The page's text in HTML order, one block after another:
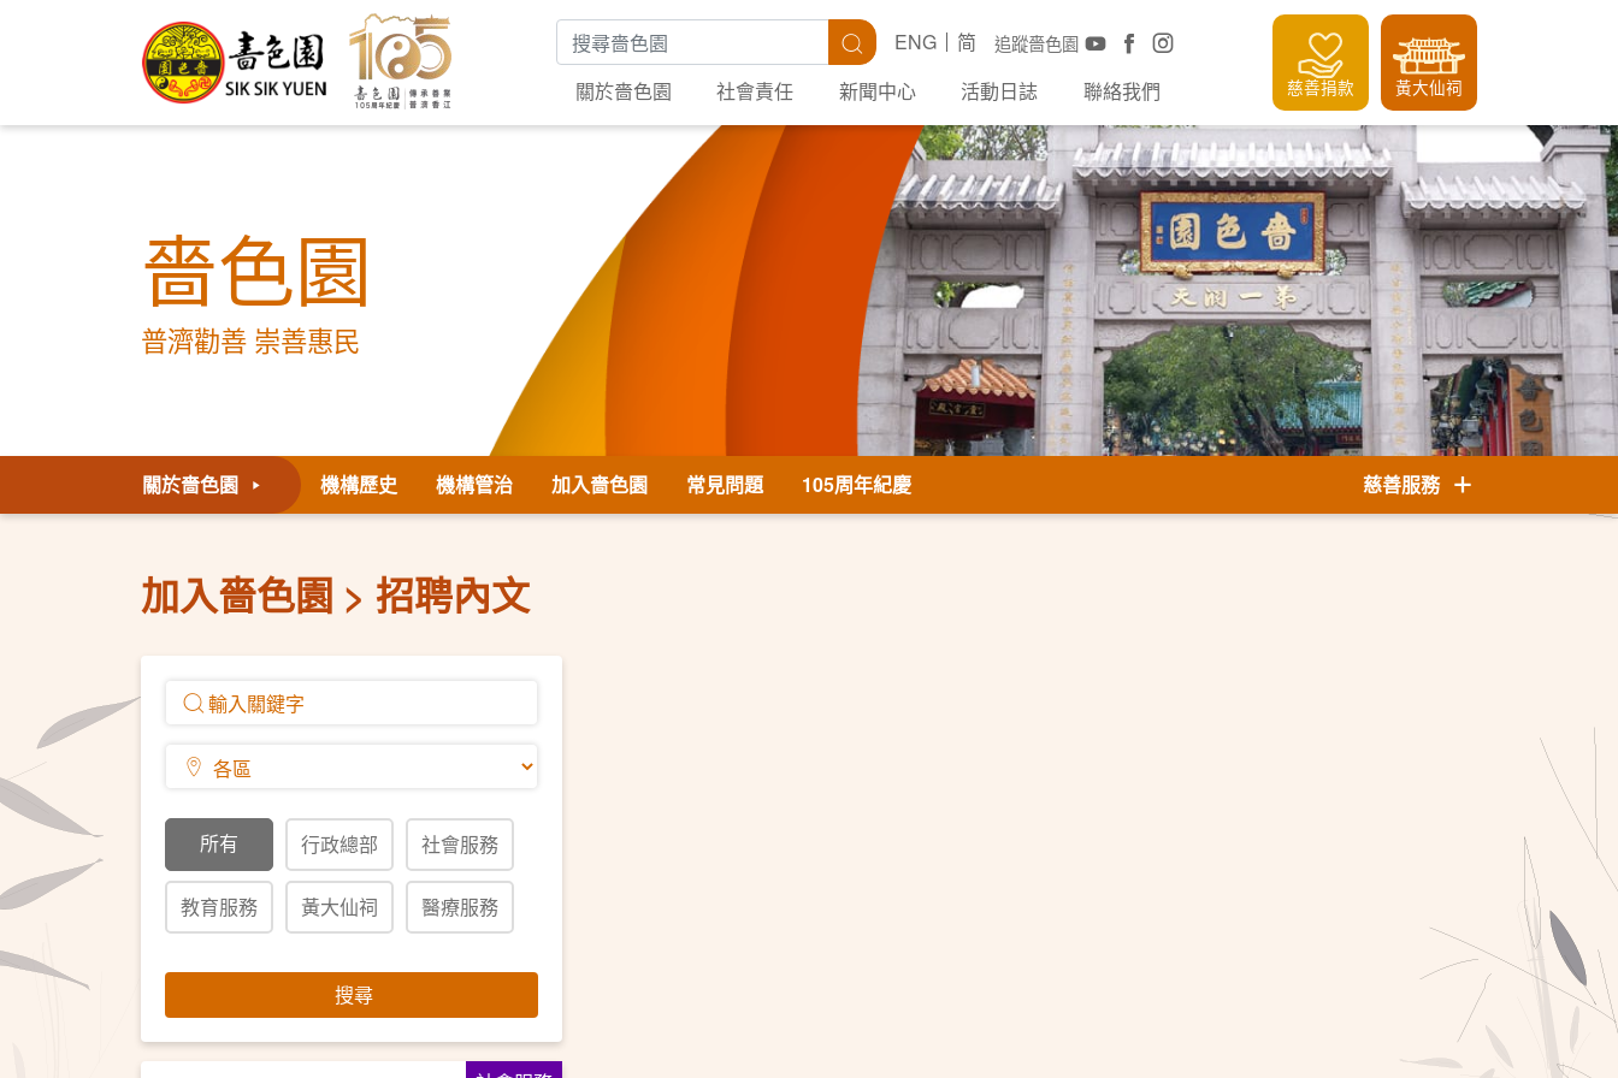
搜尋關鍵字 搜尋 追蹤嗇色園
ENG
简
關於嗇色園
社會責任 新聞中心 活動日誌 聯絡我們 慈善捐款 黃大仙祠
嗇色園
普濟勸善 崇善惠民
關於嗇色園 機構歷史 機構管治 加入嗇色園 常見問題 105周年紀慶 慈善服務
加入嗇色園 招聘內文
所有 行政總部 社會服務
教育服務 黃大仙祠 醫療服務
搜尋